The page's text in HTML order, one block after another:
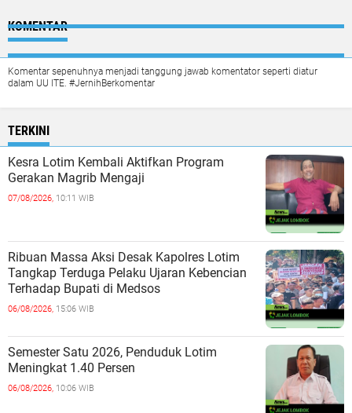
KOMENTAR
Komentar sepenuhnya menjadi tanggung jawab komentator seperti diatur
dalam UU ITE. #JernihBerkomentar
TERKINI
Kesra Lotim Kembali Aktifkan Program
Gerakan Magrib Mengaji
07/08/2026, 10:11 WIB
Ribuan Massa Aksi Desak Kapolres Lotim
Tangkap Terduga Pelaku Ujaran Kebencian
Terhadap Bupati di Medsos
06/08/2026, 15:06 WIB
Semester Satu 2026, Penduduk Lotim
Meningkat 1.40 Persen
06/08/2026, 10:06 WIB